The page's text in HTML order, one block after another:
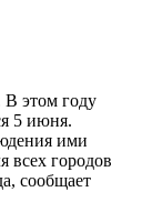
В этом году
5 июня.
ими
всех городов
сообщает